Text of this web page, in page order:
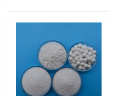
Controle de Qualidade
Fale Conosco